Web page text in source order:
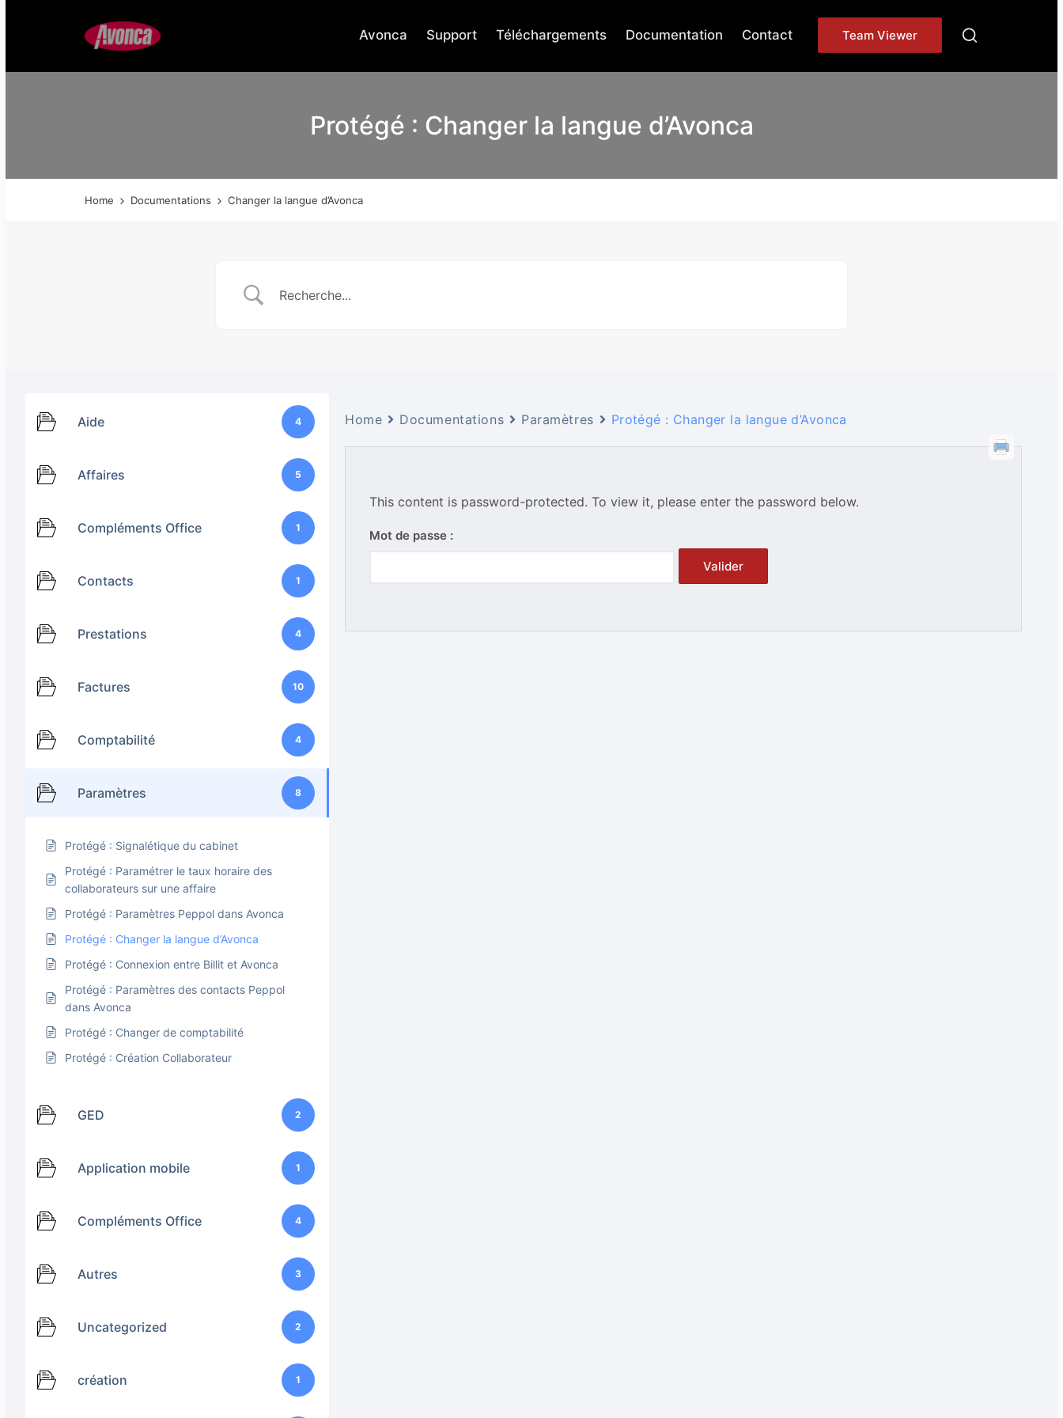
Avonca Support Téléchargements Documentation Contact Team Viewer
Protégé : Changer la langue d’Avonca
Home Documentations Changer la langue d’Avonca
Aide 4
Affaires 5
Compléments Office 1
Contacts 1
Prestations 4
Factures 10
Comptabilité 4
Paramètres 8
Protégé : Signalétique du cabinet
Protégé : Paramétrer le taux horaire des
collaborateurs sur une affaire
Protégé : Paramètres Peppol dans Avonca
Protégé : Changer la langue d’Avonca
Protégé : Connexion entre Billit et Avonca
Protégé : Paramètres des contacts Peppol
dans Avonca
Protégé : Changer de comptabilité
Protégé : Création Collaborateur
GED 2
Application mobile 1
Compléments Office 4
Autres 3
Uncategorized 2
création 1
Home Documentations Paramètres Protégé : Changer la langue d’Avonca
This content is password-protected. To view it, please enter the password below.
Mot de passe :